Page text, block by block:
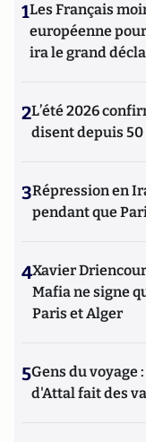
1Les Français
européenne
ira le grand
2L’été 2026
disent depuis 50
3Répression en
pendant que
4Xavier
Mafia ne signe
Paris et Alger
5Gens du
d'Attal fait des